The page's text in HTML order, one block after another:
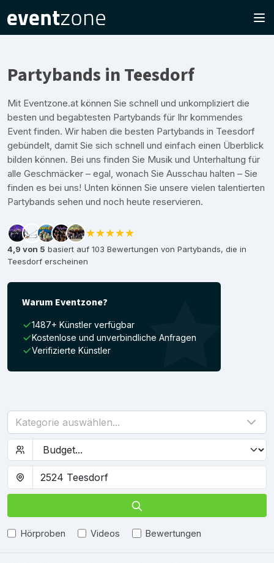
Partybands in Teesdorf
Mit Eventzone.at können Sie schnell und unkompliziert die
besten und begabtesten Partybands für Ihr kommendes
Event finden. Wir haben die besten Partybands in Teesdorf
gebündelt, damit Sie sich schnell und einfach einen Überblick
bilden können. Bei uns finden Sie Musik und Unterhaltung für
alle Geschmäcker – egal, wonach Sie Ausschau halten – Sie
finden es bei uns! Unten können Sie unsere vielen talentierten
Partybands sehen und noch heute reservieren.
★★★★★
4,9 von 5 basiert auf 103 Bewertungen von Partybands, die in
Teesdorf erscheinen
Warum Eventzone?
1487+ Künstler verfügbar
Kostenlose und unverbindliche Anfragen
Verifizierte Künstler
Kategorie auswählen...
Hörproben Videos Bewertungen